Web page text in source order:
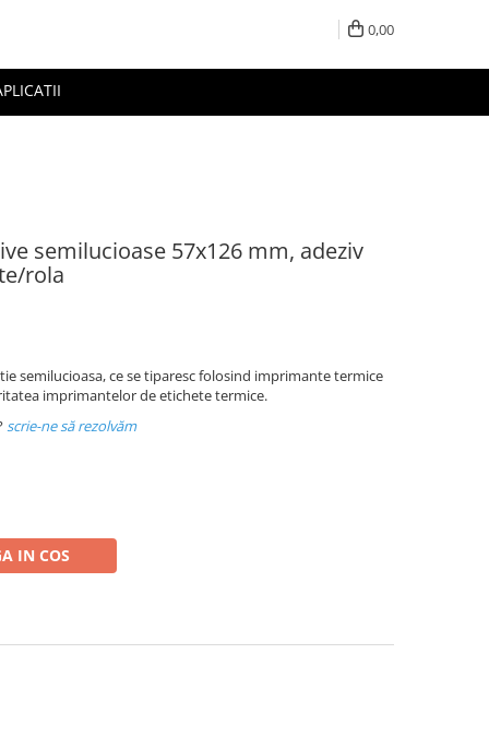
0,00
semilucioase 57x126 mm, adeziv
rola
semilucioasa, ce se tiparesc folosind imprimante termice
imprimantelor de etichete termice.
scrie-ne să rezolvăm
IN COS